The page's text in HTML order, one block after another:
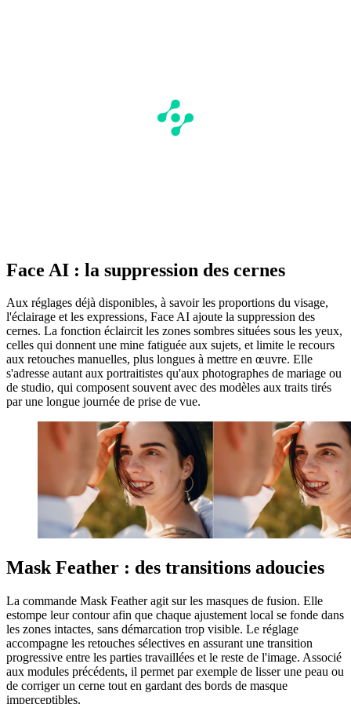
Face AI : la suppression des cernes
Aux réglages déjà disponibles, à savoir les proportions du visage,
l'éclairage et les expressions, Face AI ajoute la suppression des
cernes. La fonction éclaircit les zones sombres situées sous les yeux,
celles qui donnent une mine fatiguée aux sujets, et limite le recours
aux retouches manuelles, plus longues à mettre en œuvre. Elle
s'adresse autant aux portraitistes qu'aux photographes de mariage ou
de studio, qui composent souvent avec des modèles aux traits tirés
par une longue journée de prise de vue.
Mask Feather : des transitions adoucies
La commande Mask Feather agit sur les masques de fusion. Elle
estompe leur contour afin que chaque ajustement local se fonde dans
les zones intactes, sans démarcation trop visible. Le réglage
accompagne les retouches sélectives en assurant une transition
progressive entre les parties travaillées et le reste de l'image. Associé
aux modules précédents, il permet par exemple de lisser une peau ou
de corriger un cerne tout en gardant des bords de masque
imperceptibles.